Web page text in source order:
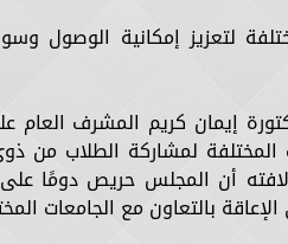
لتعزيز إمكانية الوصول
إيمان كريم المشرف العام
لمشاركة الطلاب من
لافته أن المجلس حريص دومًا
بالتعاون مع الجامعات